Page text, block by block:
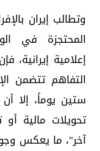
وتطالب إيران
المحتجزة في
إعلامية
ستين يوماً، إلا
تحويلات مالية
آخر"، ما يعكس